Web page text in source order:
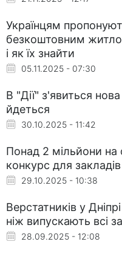
Українцям
безкоштовним
і як їх знайти
05.11.2025 - 07:30
В "Дії" з'явиться
йдеться
30.10.2025 - 11:42
Понад 2 мільйони
конкурс для
29.10.2025 - 10:38
Верстатників у
ніж випускають всі
28.09.2025 - 12:08